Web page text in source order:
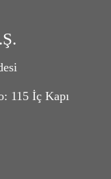
115 İç Kapı